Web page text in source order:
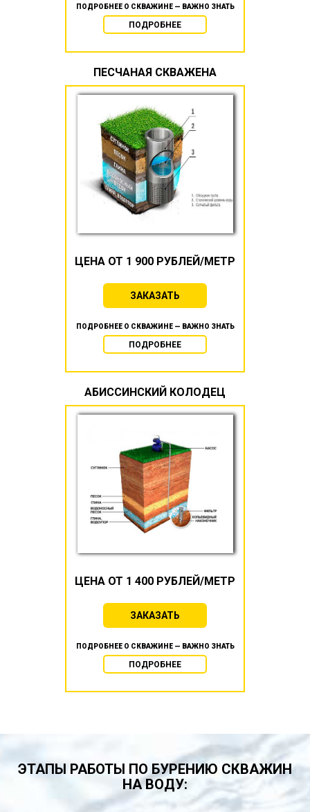
ПОДРОБНЕЕ О СКВАЖИНЕ — ВАЖНО ЗНАТЬ
ПОДРОБНЕЕ
ПЕСЧАНАЯ СКВАЖЕНА
ЦЕНА ОТ 1 900 РУБЛЕЙ/МЕТР
ЗАКАЗАТЬ
ПОДРОБНЕЕ О СКВАЖИНЕ — ВАЖНО ЗНАТЬ
ПОДРОБНЕЕ
АБИССИНСКИЙ КОЛОДЕЦ
ЦЕНА ОТ 1 400 РУБЛЕЙ/МЕТР
ЗАКАЗАТЬ
ПОДРОБНЕЕ О СКВАЖИНЕ — ВАЖНО ЗНАТЬ
ПОДРОБНЕЕ
ЭТАПЫ РАБОТЫ ПО БУРЕНИЮ СКВАЖИН
НА ВОДУ: